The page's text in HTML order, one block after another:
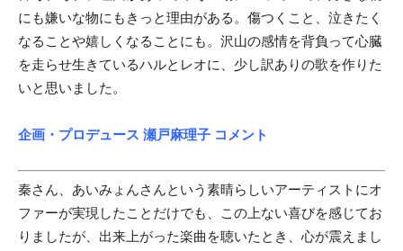
にも嫌いな物にもきっと理由がある。傷つくこと、泣きたく
なることや嬉しくなることにも。沢山の感情を背負って心臓
を走らせ生きているハルとレオに、少し訳ありの歌を作りた
いと思いました。
企画・プロデュース 瀬戸麻理子 コメント
秦さん、あいみょんさんという素晴らしいアーティストにオ
ファーが実現したことだけでも、この上ない喜びを感じてお
りましたが、出来上がった楽曲を聴いたとき、心が震えまし